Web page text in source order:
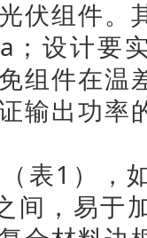
伏组件。
；设计要
组件在温
输出功率
表1），
间，易于